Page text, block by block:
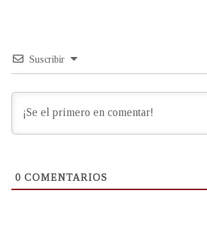
Suscribir
0 COMENTARIOS